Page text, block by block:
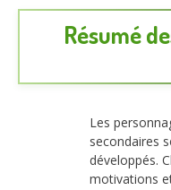
Résumé
Les
secondaires
développés.
motivations